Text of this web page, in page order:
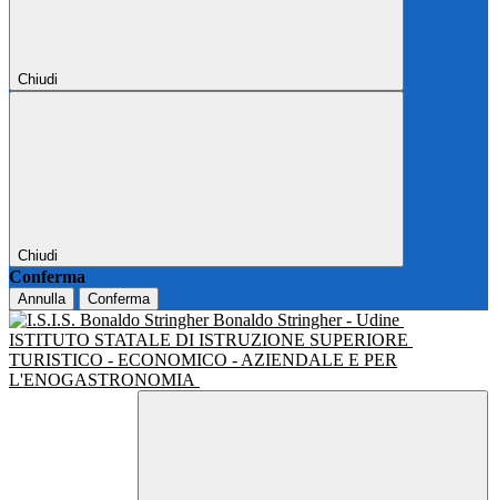
Chiudi
Chiudi
Conferma
Annulla Conferma
Bonaldo Stringher - Udine
ISTITUTO STATALE DI ISTRUZIONE SUPERIORE
TURISTICO - ECONOMICO - AZIENDALE E PER
L'ENOGASTRONOMIA